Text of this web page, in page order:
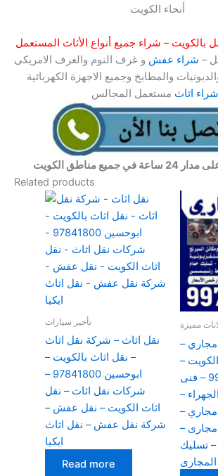
أنحاء الكويت
بالكويت – شراء جميع أنواع الأثاث المستعمل
– شراء عفش و غرف النوم والغرف الامريكى
والمطابخ وجميع الاجهزة الكهربائية
شراء اثاث مستعمل المجالس
جميع مناطق الكويت
Related products
تأجير سيارات
نقل اثاث – شركة نقل اثاث
– نقل اثاث بالكويت –
ابوحسين 97841800 –
شركات نقل اثاث – نقل
اثاث الكويت – نقل عفش –
شركة نقل عفش – نقل اثاث
ايكيا
Read more
مميزة
–
–
اتصل 99790052 – فنى
–
مجاري –
–
تسليك
المجارى